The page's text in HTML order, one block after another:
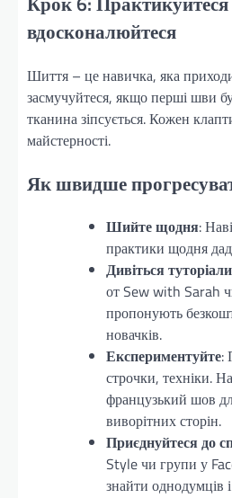
вдосконалюйтеся
Шиття – це навичка, яка
засмучуйтеся, якщо перші шви
тканина зіпсується. Кожен
майстерності.
Як швидше
Шийте щодня:
практики щодня
Дивіться туторіали
от Sew with Sarah
пропонують
новачків.
Експериментуйте:
строчки, техніки.
французький шов
виворітних сторін.
Приєднуйтеся до
Style чи групи у
знайти однодумців